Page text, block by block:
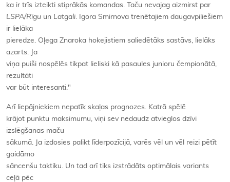
ka ir trīs izteikti stiprākās komandas. Taču nevajag aizmirst par
LSPA/Rīgu un Latgali . Igora Smirnova trenētajiem daugavpiliešiem
ir lielāka
pieredze. Oļega Znaroka hokejistiem saliedētāks sastāvs, lielāks
azarts. Ja
viņa puiši nospēlēs tikpat lieliski kā pasaules junioru čempionātā,
rezultāti
var būt interesanti."
Arī liepājniekiem nepatīk skaļas prognozes. Katrā spēlē
krājot punktu maksimumu, viņi sev nedaudz atvieglos dzīvi
izslēgšanas maču
sākumā. Ja izdosies palikt līderpozīcijā, varēs vēl un vēl reizi pētīt
gaidāmo
sāncenšu taktiku. Un tad arī tiks izstrādāts optimālais variants
ceļā pēc